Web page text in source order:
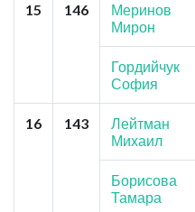
15 146
Меринов
Мирон
Гордийчук
София
16 143
Лейтман
Михаил
Борисова
Тамара